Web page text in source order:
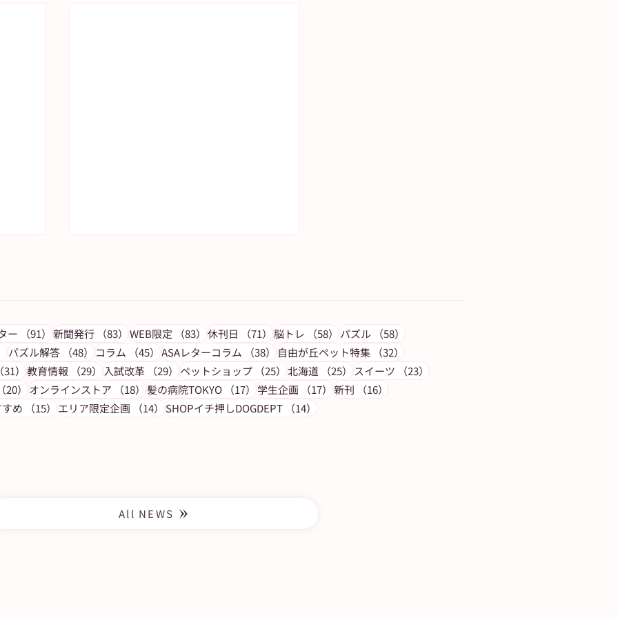
朝
【休刊日】６月９日（月）の朝刊
は休ませていただきます
事
ー （91）91件の記事
新聞発行 （83）83件の記事
WEB限定 （83）83件の記事
休刊日 （71）71件の記事
脳トレ （58）58件の記事
パズル （58）
53件の記事
パズル解答 （48）48件の記事
コラム （45）45件の記事
ASAレターコラム （38）38件の記事
自由が丘ペット特集 （32）
事
31）31件の記事
教育情報 （29）29件の記事
入試改革 （29）29件の記事
ペットショップ （25）25件の記事
北海道 （25）25件の記事
スイーツ （23）
20）20件の記事
オンラインストア （18）18件の記事
髪の病院TOKYO （17）17件の記事
学生企画 （17）17件の記事
新刊 （16）
め
（15）15件の記事
エリア限定企画 （14）14件の記事
SHOPイチ押しDOGDEPT （14）
All NEWS